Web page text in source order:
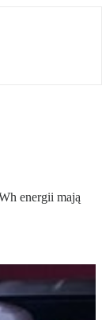
energii mają